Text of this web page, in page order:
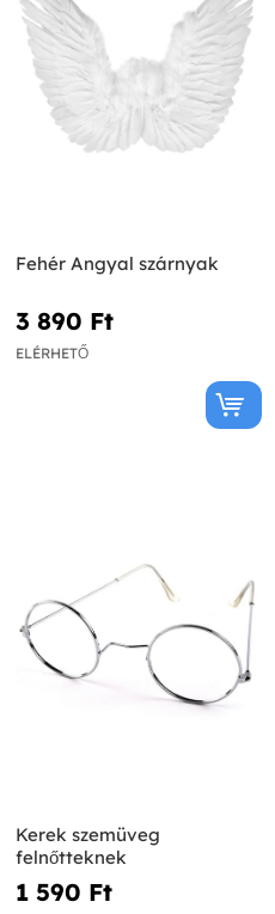
Fehér Angyal szárnyak
3 890 Ft‎
ELÉRHETŐ
Kerek szemüveg
felnőtteknek
1 590 Ft‎